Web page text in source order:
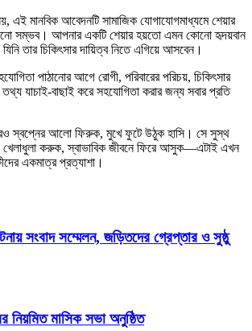
এই মানবিক আবেদনটি সামাজিক যোগাযোগমাধ্যমে শেয়ার
সম্ভব। আপনার একটি শেয়ার হয়তো এমন কোনো হৃদয়বান
তার চিকিৎসার দায়িত্ব নিতে এগিয়ে আসবেন।
পাঠানোর আগে রোগী, পরিবারের পরিচয়, চিকিৎসার
যাচাই-বাছাই করে সহযোগিতা করার জন্য সবার প্রতি
স্বপ্নের আলো ফিরুক, মুখে ফুটে উঠুক হাসি। সে সুস্থ
খেলাধুলা করুক, স্বাভাবিক জীবনে ফিরে আসুক—এটাই এখন
একমাত্র প্রত্যাশা।
সংবাদ সম্মেলন, জড়িতদের গ্রেপ্তার ও সুষ্ঠু
নিয়মিত মাসিক সভা অনুষ্ঠিত